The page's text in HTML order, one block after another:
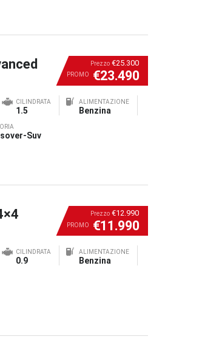
Prezzo €25.300
PROMO €23.490
CILINDRATA
1.5
ALIMENTAZIONE
Benzina
Suv
Prezzo €12.990
PROMO €11.990
CILINDRATA
0.9
ALIMENTAZIONE
Benzina